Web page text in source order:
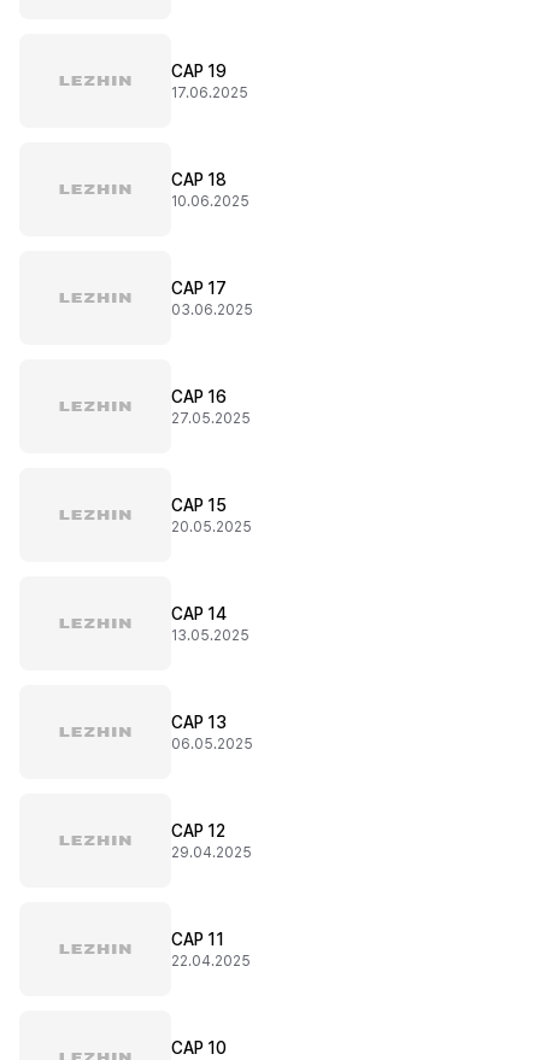
CAP 19
17.06.2025
CAP 18
10.06.2025
CAP 17
03.06.2025
CAP 16
27.05.2025
CAP 15
20.05.2025
CAP 14
13.05.2025
CAP 13
06.05.2025
CAP 12
29.04.2025
CAP 11
22.04.2025
CAP 10